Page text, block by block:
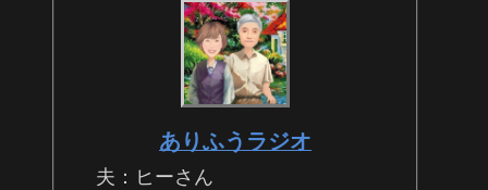
ありふうラジオ
夫：ヒーさん